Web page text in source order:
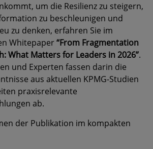
um die Resilienz zu steigern,
zu beschleunigen und
zu denken, erfahren Sie im
Whitepaper“From Fragmentation
What Matters for Leaders in 2026”.
und Experten fassen darin die
aus aktuellen KPMG-Studien
praxisrelevante
ab.
der Publikation im kompakten